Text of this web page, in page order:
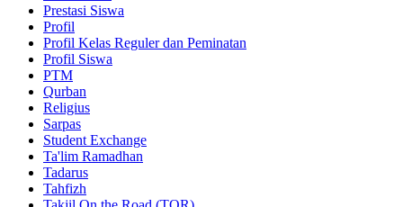
Prestasi Siswa
Profil
Profil Kelas Reguler dan Peminatan
Profil Siswa
PTM
Qurban
Religius
Sarpas
Student Exchange
Ta'lim Ramadhan
Tadarus
Tahfizh